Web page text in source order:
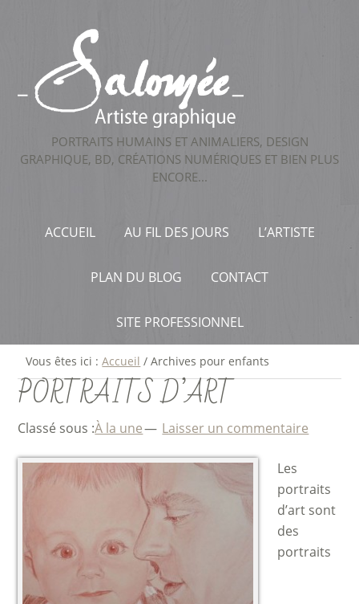
PORTRAITS HUMAINS ET ANIMALIERS, DESIGN
GRAPHIQUE, BD, CRÉATIONS NUMÉRIQUES ET BIEN PLUS
ENCORE...
ACCUEIL AU FIL DES JOURS L’ARTISTE
PLAN DU BLOG CONTACT
SITE PROFESSIONNEL
Vous êtes ici :Accueil / Archives pour enfants
PORTRAITS D’ART
Classé sous :À la une Laisser un commentaire
Les
portraits
d’art sont
des
portraits